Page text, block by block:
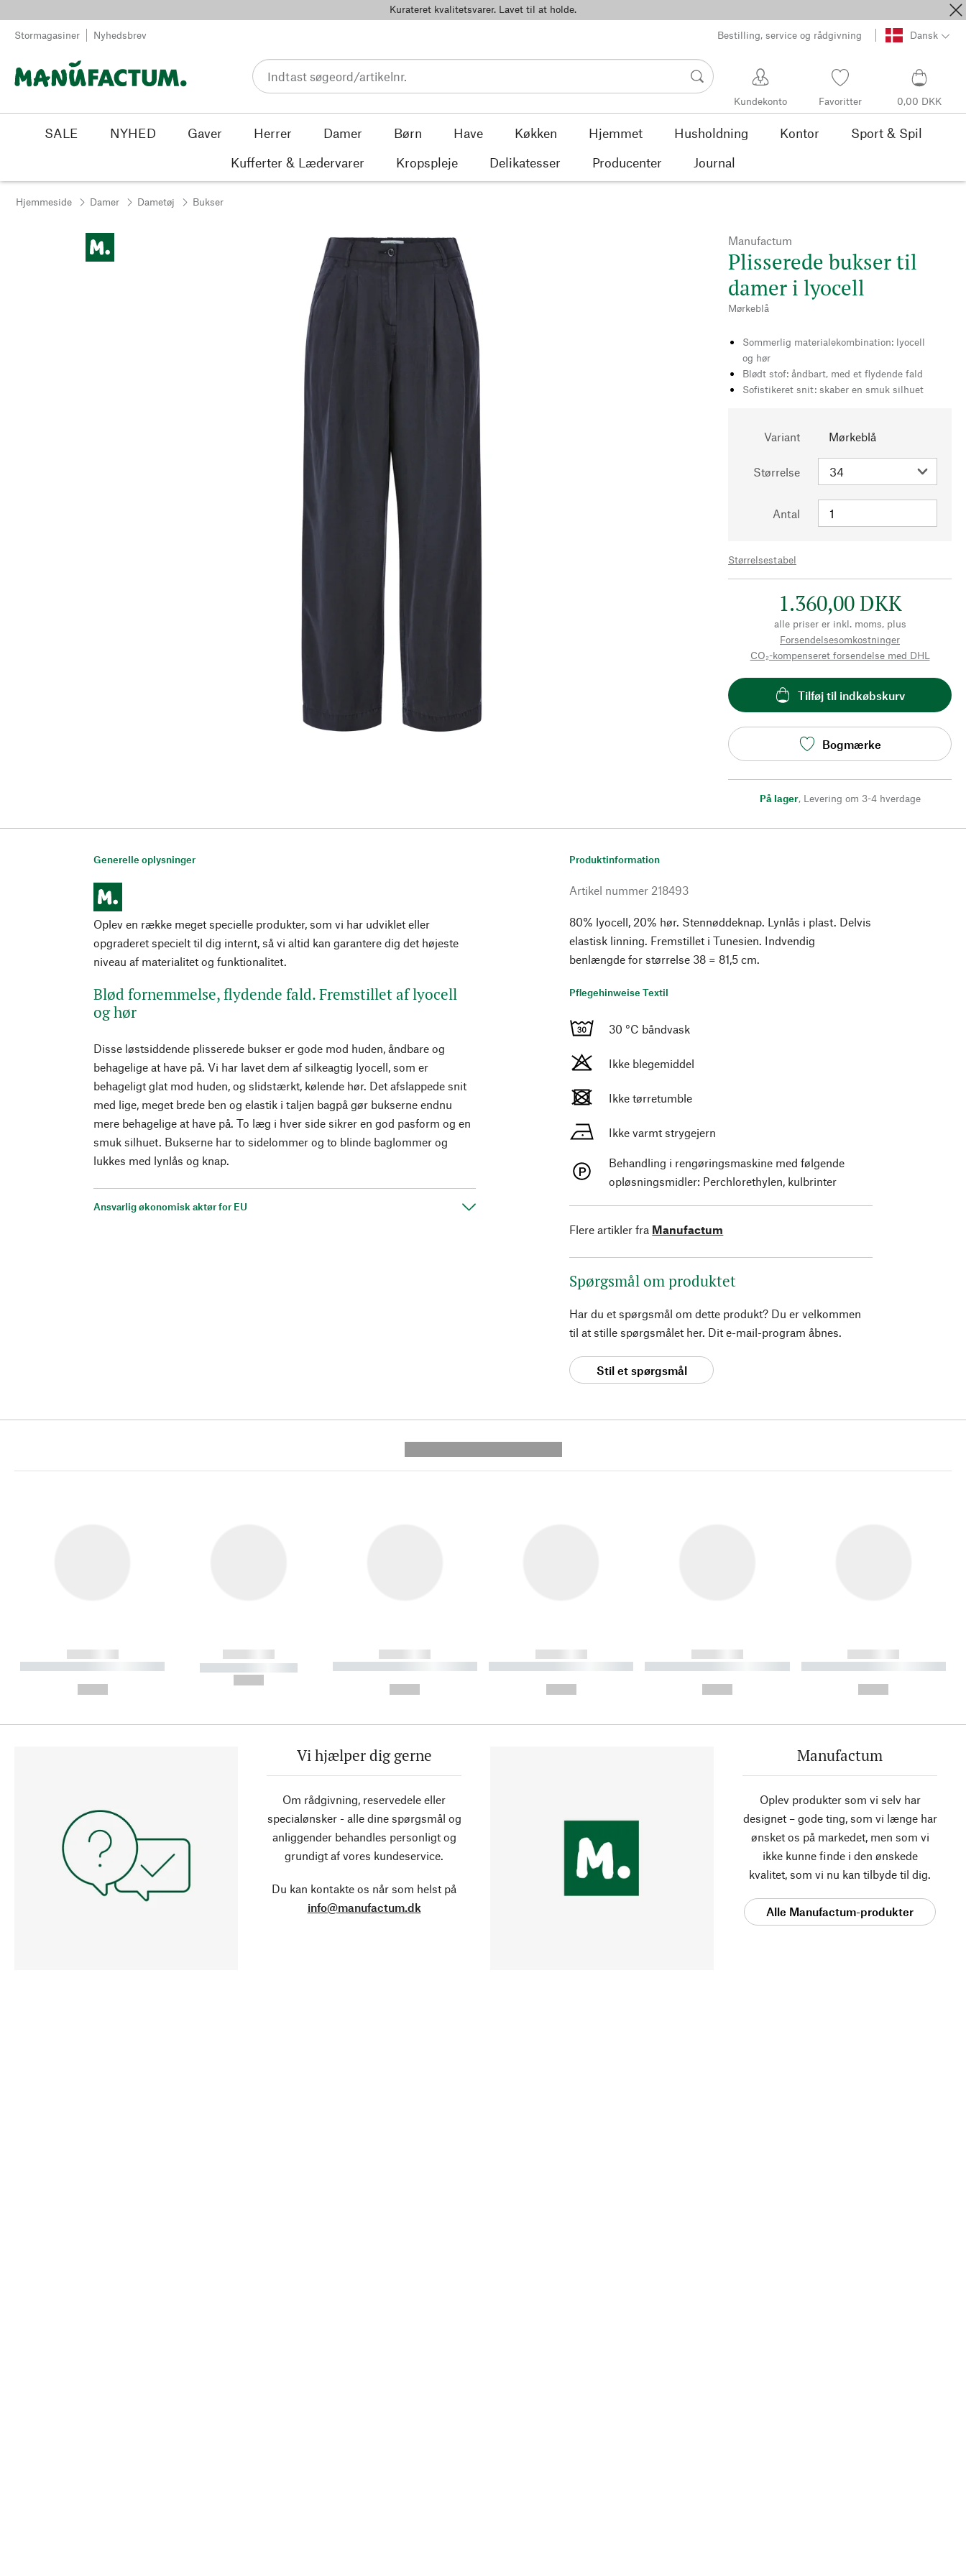
Kurateret kvalitetsvarer. Lavet til at holde.
Stormagasiner Nyhedsbrev Bestilling, service og rådgivning Dansk
Kundekonto Favoritter 0,00 DKK
SALE NYHED Gaver Herrer Damer Børn Have Køkken Hjemmet Husholdning Kontor
Sport & Spil
Kufferter & Lædervarer
Kropspleje Delikatesser Producenter Journal
Hjemmeside Damer Dametøj Bukser
Manufactum
Plisserede bukser til
damer i lyocell
Mørkeblå
Sommerlig materialekombination: lyocell
og hør
Blødt stof: åndbart, med et flydende fald
Sofistikeret snit: skaber en smuk silhuet
Variant Mørkeblå
Størrelse
Antal
Størrelsestabel
1.360,00 DKK
alle priser er inkl. moms, plus
Forsendelsesomkostninger
CO₂-kompenseret forsendelse med DHL
Tilføj til indkøbskurv
Bogmærke
På lager, Levering om 3-4 hverdage
Generelle oplysninger
Oplev en række meget specielle produkter, som vi har udviklet eller
opgraderet specielt til dig internt, så vi altid kan garantere dig det højeste
niveau af materialitet og funktionalitet.
Blød fornemmelse, flydende fald. Fremstillet af lyocell
og hør
Disse løstsiddende plisserede bukser er gode mod huden, åndbare og
behagelige at have på. Vi har lavet dem af silkeagtig lyocell, som er
behageligt glat mod huden, og slidstærkt, kølende hør. Det afslappede snit
med lige, meget brede ben og elastik i taljen bagpå gør bukserne endnu
mere behagelige at have på. To læg i hver side sikrer en god pasform og en
smuk silhuet. Bukserne har to sidelommer og to blinde baglommer og
lukkes med lynlås og knap.
Ansvarlig økonomisk aktør for EU
Produktinformation
Artikel nummer 218493
80% lyocell, 20% hør. Stennøddeknap. Lynlås i plast. Delvis
elastisk linning. Fremstillet i Tunesien. Indvendig
benlængde for størrelse 38 = 81,5 cm.
Pflegehinweise Textil
30 °C båndvask
Ikke blegemiddel
Ikke tørretumble
Ikke varmt strygejern
Behandling i rengøringsmaskine med følgende
opløsningsmidler: Perchlorethylen, kulbrinter
Flere artikler fra Manufactum
Spørgsmål om produktet
Har du et spørgsmål om dette produkt? Du er velkommen
til at stille spørgsmålet her. Dit e-mail-program åbnes.
Stil et spørgsmål
------------
----------- ----------- ----------
------------
----------- -----------
------------
----------- ----------- ----------
------------
----------- ----------- ----------
------------
----------- ----------- ----------
------------
----------- ----------- ----------
Vi hjælper dig gerne
Om rådgivning, reservedele eller
specialønsker - alle dine spørgsmål og
anliggender behandles personligt og
grundigt af vores kundeservice.
Du kan kontakte os når som helst på
info@manufactum.dk
Manufactum
Oplev produkter som vi selv har
designet – gode ting, som vi længe har
ønsket os på markedet, men som vi
ikke kunne finde i den ønskede
kvalitet, som vi nu kan tilbyde til dig.
Alle Manufactum-produkter